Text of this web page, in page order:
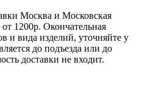
Москва и Московская
1200р. Окончательная
и вида изделий, уточняйте у
до подъезда или до
доставки не входит.